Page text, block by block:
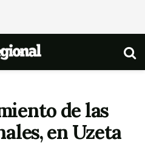
de las
en Uzeta